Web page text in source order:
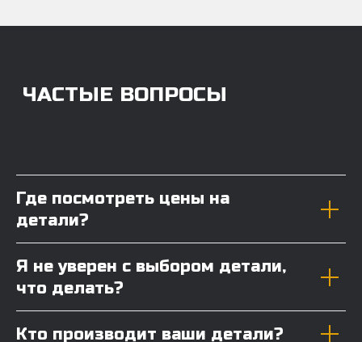
Где посмотреть цены на
детали?
Я не уверен с выбором детали,
что делать?
Кто производит ваши детали?